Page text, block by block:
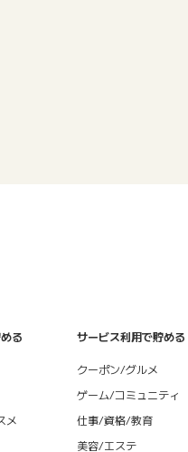
る
メ
サービス利用で貯める
クーポン/グルメ
ゲーム/コミュニティ
仕事/資格/教育
美容/エステ